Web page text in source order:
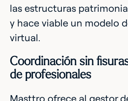
las estructuras
y hace viable un modelo
virtual.
Coordinación sin
de profesionales
Masttro ofrece al gestor